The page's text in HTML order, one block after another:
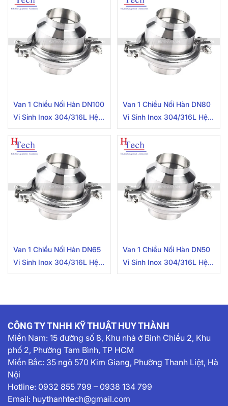
Van 1 Chiều Nối Hàn DN100
Vi Sinh Inox 304/316L Hệ
Van 1 Chiều Nối Hàn DN80
Vi Sinh Inox 304/316L Hệ
Van 1 Chiều Nối Hàn DN65
Vi Sinh Inox 304/316L Hệ
Van 1 Chiều Nối Hàn DN50
Vi Sinh Inox 304/316L Hệ
CÔNG TY TNHH KỸ THUẬT HUY THÀNH
Miền Nam: 15 đường số 8, Khu nhà ở Bình Chiểu 2, Khu
phố 2, Phường Tam Bình, TP HCM
Miền Bắc: 35 ngõ 570 Kim Giang, Phường Thanh Liệt, Hà
Nội
Hotline: 0932 855 799 – 0938 134 799
Email: huythanhtech@gmail.com